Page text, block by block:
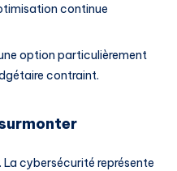
continue
option particulièrement
contraint.
cybersécurité représente